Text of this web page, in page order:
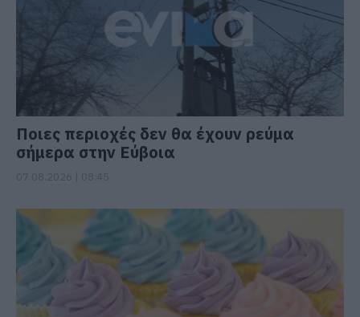
Ποιες περιοχές δεν θα έχουν ρεύμα
σήμερα στην Εύβοια